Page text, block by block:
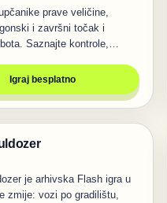
prave veličine,
i završni točak i
Saznajte kontrole,…
Igraj besplatno
je arhivska Flash igra u
zmije: vozi po gradilištu,